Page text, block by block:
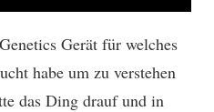
Gerät für welches
habe um zu verstehen
das Ding drauf und in